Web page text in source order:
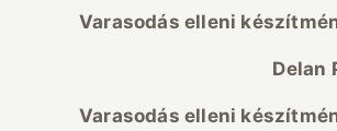
Varasodás elleni készítm
Delan Pro, Polyram
Varasodás elleni készítm